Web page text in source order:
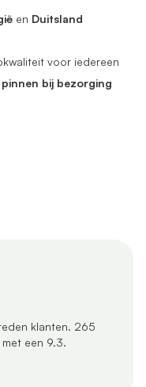
klanten. 265
een 9.3.
en Duitsland
voor iedereen
pinnen bij bezorging